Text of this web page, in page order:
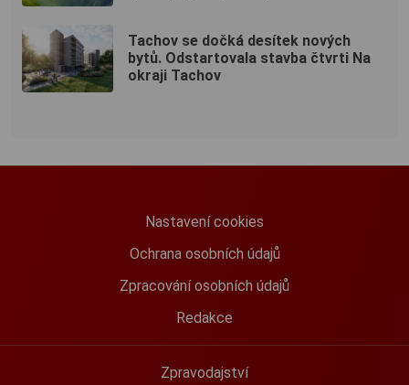
Tachov se dočká desítek nových
bytů. Odstartovala stavba čtvrti Na
okraji Tachov
Nastavení cookies
Ochrana osobních údajů
Zpracování osobních údajů
Redakce
Zpravodajství